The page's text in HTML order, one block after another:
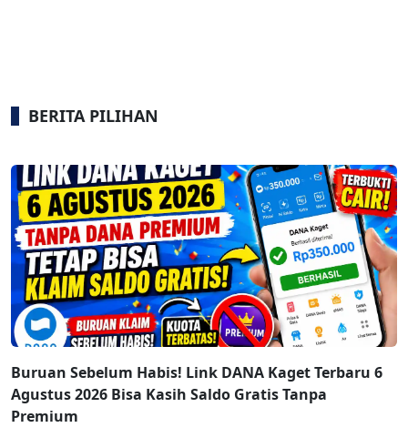
BERITA PILIHAN
Buruan Sebelum Habis! Link DANA Kaget Terbaru 6
Agustus 2026 Bisa Kasih Saldo Gratis Tanpa
Premium